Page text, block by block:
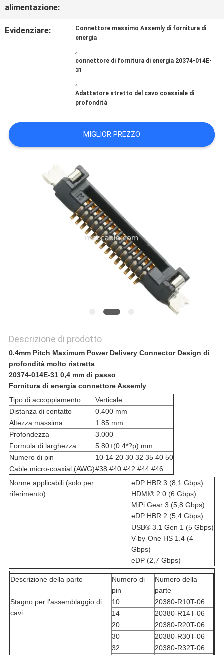
CASI
PREVENTIVO
MAPPA
alimentazione:
Evidenziare:
Connettore massimo Assemly di fornitura di
energia
,
connettore di fornitura di energia 20374-014E-
31
,
Adattatore stretto del cavo coassiale di
profondità
MIGLIOR PREZZO
Descrizione di prodotto
0.4mm Pitch Maximum Power Delivery Connector Design di
profondità molto ristretta
20374-014E-31 0,4 mm di passo
Fornitura di energia connettore Assemly
Tipo di accoppiamento
Verticale
Distanza di contatto
0.400 mm
Altezza massima
1.85 mm
Profondezza
3.000
Formula di larghezza
5.80+(0.4*?p) mm
Numero di pin
10 14 20 30 32 35 40 50
Cable micro-coaxial (AWG)#38 #40 #42 #44 #46
Norme applicabili (solo per
riferimento)
eDP HBR 3 (8,1 Gbps)
HDMI® 2.0 (6 Gbps)
MiPi Gear 3 (5,8 Gbps)
eDP HBR 2 (5,4 Gbps)
USB® 3.1 Gen 1 (5 Gbps)
V-by-One HS 1.4 (4
Gbps)
eDP (2,7 Gbps)
Descrizione della parte
Numero di
pin
Numero della
parte
Stagno per l'assemblaggio di
cavi
10
20380-R10T-06
14
20380-R14T-06
20
20380-R20T-06
30
20380-R30T-06
32
20380-R32T-06